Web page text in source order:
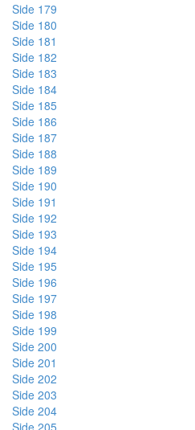
Side 179
Side 180
Side 181
Side 182
Side 183
Side 184
Side 185
Side 186
Side 187
Side 188
Side 189
Side 190
Side 191
Side 192
Side 193
Side 194
Side 195
Side 196
Side 197
Side 198
Side 199
Side 200
Side 201
Side 202
Side 203
Side 204
Side 205